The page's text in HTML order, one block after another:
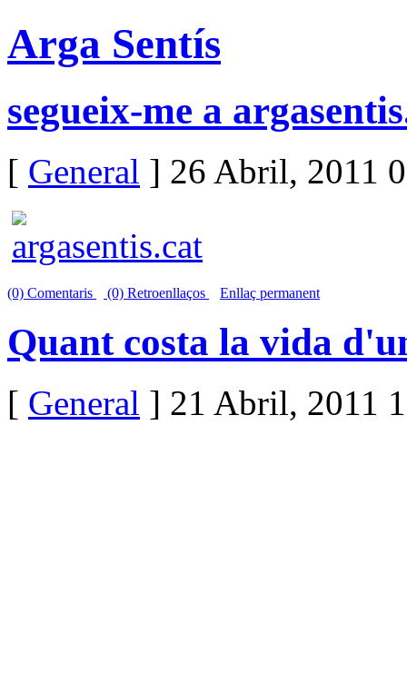
Arga Sentís
segueix-me a
[ General ] 26 Abril, 2011
(0) Comentaris (0) Retroenllaços Enllaç permanent
Quant costa la vida
[ General ] 21 Abril, 2011